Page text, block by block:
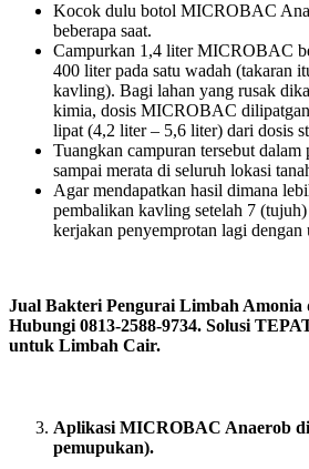
Kocok dulu botol MICROBAC
beberapa saat.
Campurkan 1,4 liter MICROBAC
400 liter pada satu wadah (takaran
kavling). Bagi lahan yang rusak
kimia, dosis MICROBAC
lipat (4,2 liter – 5,6 liter) dari dosis
Tuangkan campuran tersebut
sampai merata di seluruh lokasi
Agar mendapatkan hasil dimana
pembalikan kavling setelah 7
kerjakan penyemprotan lagi dengan
Jual Bakteri Pengurai Limbah Amonia
Hubungi 0813-2588-9734. Solusi
untuk Limbah Cair.
Aplikasi MICROBAC Anaerob
pemupukan).